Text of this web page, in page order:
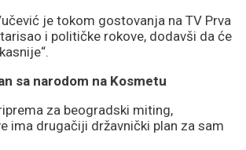
je tokom gostovanja na TV Prva
i političke rokove, dodavši da će
sa narodom na Kosmetu
za beogradski miting,
ima drugačiji državnički plan za sam